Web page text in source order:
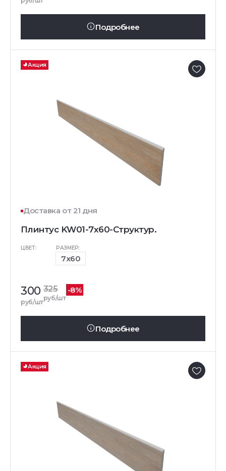
Подробнее
Акция
Доставка от 21 дня
Плинтус KW01-7x60-Структур.
ЦВЕТ: РАЗМЕР:
7x60
300
руб/шт
325
руб/шт
-8%
Подробнее
Акция